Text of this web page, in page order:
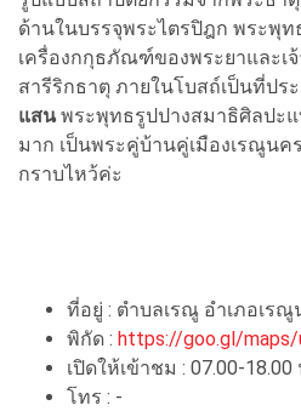
ด้านในบรรจุพระไตรปิฎก พระพุ
เครื่องกกุธภัณฑ์ของพระยาและเ
สารีริกธาตุ ภายในโบสถ์เป็นที่ปร
แสนพระพุทธรูปปางสมาธิศิลปะ
มาก เป็นพระคู่บ้านคู่เมืองเรณูน
กราบไหว้ค่ะ
ที่อยู่ : ตำบลเรณู อำเภอเร
พิกัด : https://goo.gl/maps/
เปิดให้เข้าชม : 07.00-18.00
โทร : -